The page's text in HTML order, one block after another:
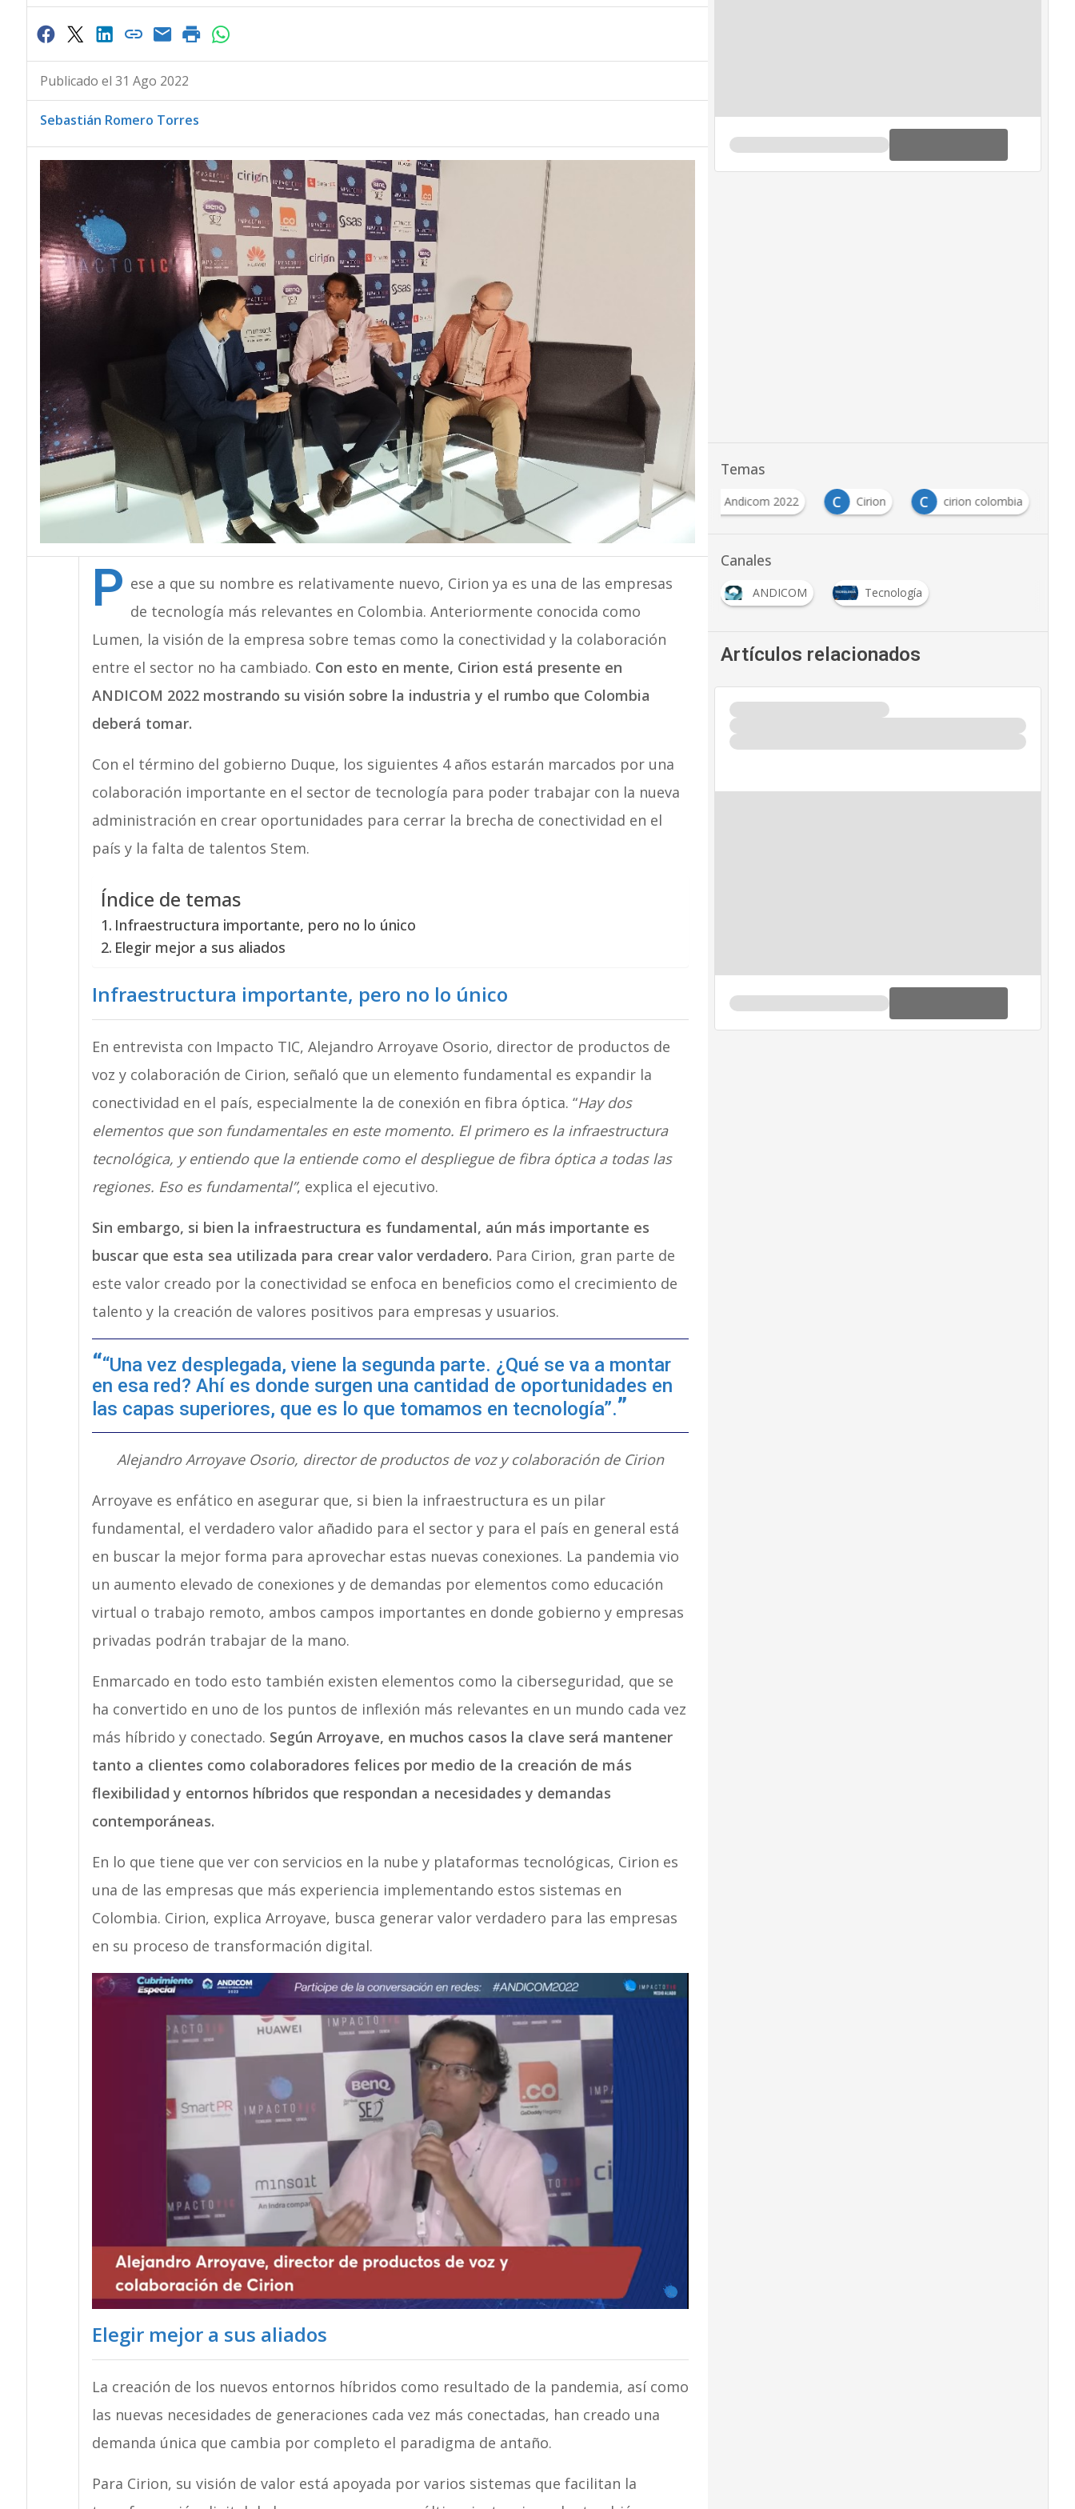
Publicado el 31 Ago 2022
Sebastián Romero Torres
P ese a que su nombre es relativamente nuevo, Cirion ya es una de las empresas
de tecnología más relevantes en Colombia. Anteriormente conocida como
Lumen, la visión de la empresa sobre temas como la conectividad y la colaboración
entre el sector no ha cambiado. Con esto en mente, Cirion está presente en
ANDICOM 2022 mostrando su visión sobre la industria y el rumbo que Colombia
deberá tomar.
Con el término del gobierno Duque, los siguientes 4 años estarán marcados por una
colaboración importante en el sector de tecnología para poder trabajar con la nueva
administración en crear oportunidades para cerrar la brecha de conectividad en el
país y la falta de talentos Stem.
Índice de temas
Infraestructura importante, pero no lo único
Elegir mejor a sus aliados
Infraestructura importante, pero no lo único
En entrevista con Impacto TIC, Alejandro Arroyave Osorio, director de productos de
voz y colaboración de Cirion, señaló que un elemento fundamental es expandir la
conectividad en el país, especialmente la de conexión en fibra óptica. “Hay dos
elementos que son fundamentales en este momento. El primero es la infraestructura
tecnológica, y entiendo que la entiende como el despliegue de fibra óptica a todas las
regiones. Eso es fundamental”, explica el ejecutivo.
Sin embargo, si bien la infraestructura es fundamental, aún más importante es
buscar que esta sea utilizada para crear valor verdadero. Para Cirion, gran parte de
este valor creado por la conectividad se enfoca en beneficios como el crecimiento de
talento y la creación de valores positivos para empresas y usuarios.
“Una vez desplegada, viene la segunda parte. ¿Qué se va a montar
en esa red? Ahí es donde surgen una cantidad de oportunidades en
las capas superiores, que es lo que tomamos en tecnología”.
Alejandro Arroyave Osorio, director de productos de voz y colaboración de Cirion
Arroyave es enfático en asegurar que, si bien la infraestructura es un pilar
fundamental, el verdadero valor añadido para el sector y para el país en general está
en buscar la mejor forma para aprovechar estas nuevas conexiones. La pandemia vio
un aumento elevado de conexiones y de demandas por elementos como educación
virtual o trabajo remoto, ambos campos importantes en donde gobierno y empresas
privadas podrán trabajar de la mano.
Enmarcado en todo esto también existen elementos como la ciberseguridad, que se
ha convertido en uno de los puntos de inflexión más relevantes en un mundo cada vez
más híbrido y conectado. Según Arroyave, en muchos casos la clave será mantener
tanto a clientes como colaboradores felices por medio de la creación de más
flexibilidad y entornos híbridos que respondan a necesidades y demandas
contemporáneas.
En lo que tiene que ver con servicios en la nube y plataformas tecnológicas, Cirion es
una de las empresas que más experiencia implementando estos sistemas en
Colombia. Cirion, explica Arroyave, busca generar valor verdadero para las empresas
en su proceso de transformación digital.
Elegir mejor a sus aliados
La creación de los nuevos entornos híbridos como resultado de la pandemia, así como
las nuevas necesidades de generaciones cada vez más conectadas, han creado una
demanda única que cambia por completo el paradigma de antaño.
Para Cirion, su visión de valor está apoyada por varios sistemas que facilitan la
Temas
Andicom 2022 C Cirion C cirion colombia
Canales
ANDICOM Tecnología
Artículos relacionados